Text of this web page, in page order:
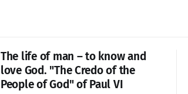
The life of man – to know and
love God. "The Credo of the
People of God" of Paul VI